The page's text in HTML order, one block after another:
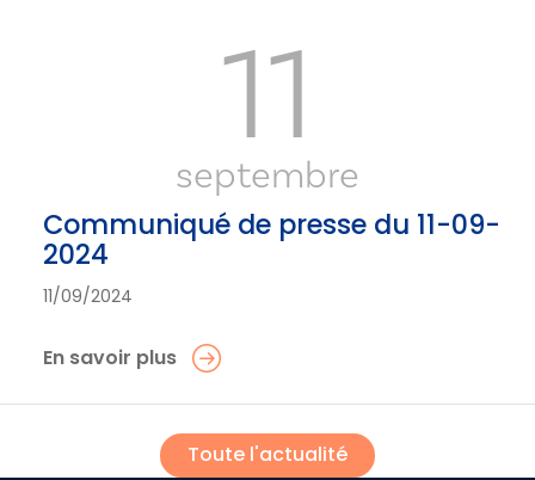
11
septembre
Communiqué de presse du 11-09-
2024
11/09/2024
En savoir plus
Toute l'actualité